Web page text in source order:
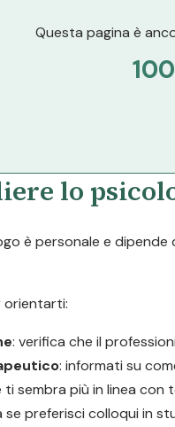
Questa pagina è
lo
è personale e
orientarti:
: verifica che il
: informati su
ti sembra più in linea con
se preferisci colloqui in